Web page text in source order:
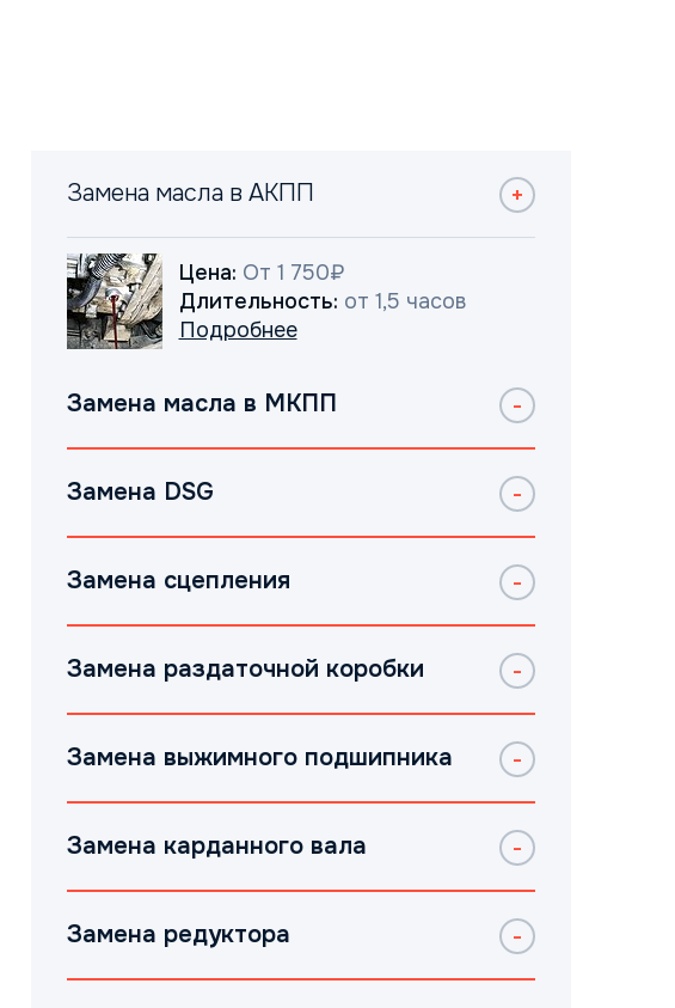
Замена масла в АКПП
Цена: От 1 750₽
Длительность: от 1,5 часов
Подробнее
Замена масла в МКПП
Замена DSG
Замена сцепления
Замена раздаточной коробки
Замена выжимного подшипника
Замена карданного вала
Замена редуктора